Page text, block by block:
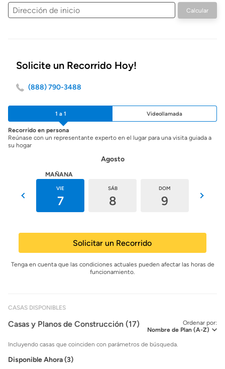
Dirección
de
Calcular
Solicite un Recorrido Hoy!
(888) 790-3488
1 a 1 Videollamada
Recorrido en persona
Reúnase con un representante experto en el lugar para una visita guiada a
su hogar
Agosto
MAÑANA
VIE
7
SÁB
8
DOM
9
Solicitar un Recorrido
Tenga en cuenta que las condiciones actuales pueden afectar las horas de
funcionamiento.
CASAS DISPONIBLES
Ordenar por:
Casas y Planos de Construcción (17)
Incluyendo casas que coinciden con parámetros de búsqueda.
Disponible Ahora (3)